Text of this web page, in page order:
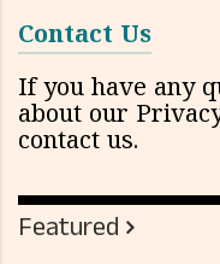
Contact Us
If you have any
about our
contact us.
Featured